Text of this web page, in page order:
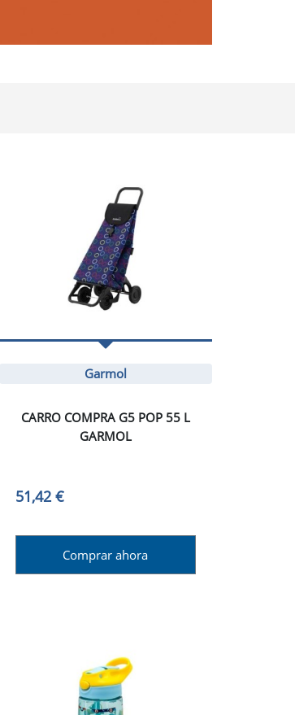
Garmol
CARRO COMPRA G5 POP 55 L
GARMOL
51,42 €
Comprar ahora